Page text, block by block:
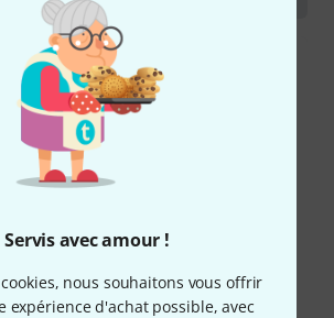
Servis avec amour !
cookies, nous souhaitons vous offrir
expérience d'achat possible, avec